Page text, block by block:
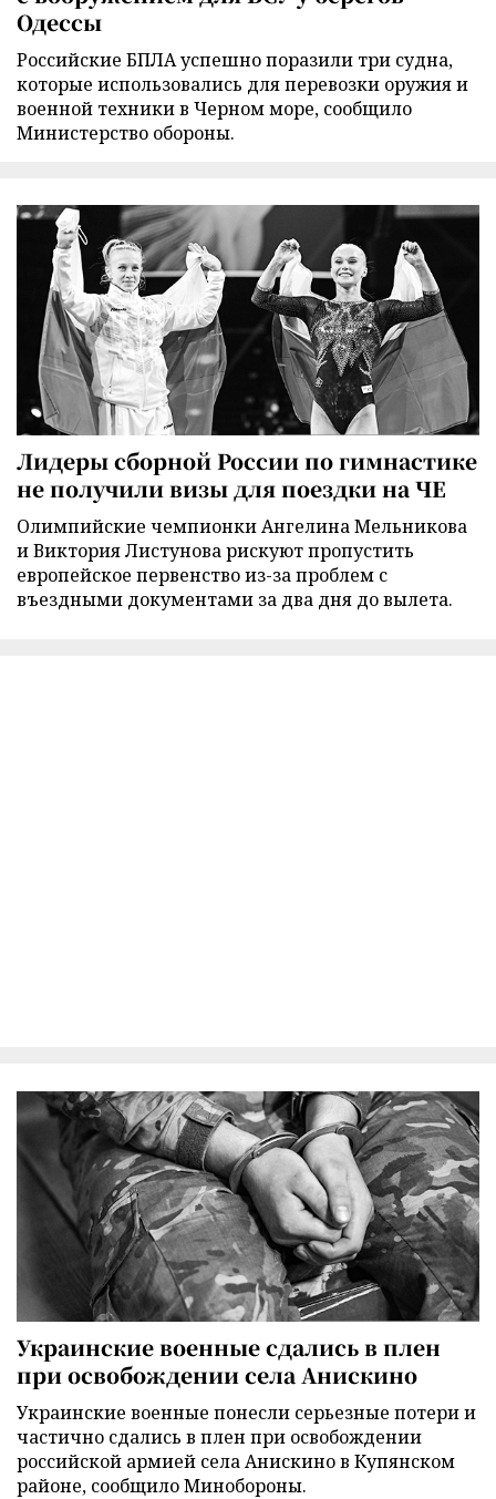
Одессы
Российские БПЛА успешно поразили три судна,
которые использовались для перевозки оружия и
военной техники в Черном море, сообщило
Министерство обороны.
Лидеры сборной России по гимнастике
не получили визы для поездки на ЧЕ
Олимпийские чемпионки Ангелина Мельникова
и Виктория Листунова рискуют пропустить
европейское первенство из-за проблем с
въездными документами за два дня до вылета.
Украинские военные сдались в плен
при освобождении села Анискино
Украинские военные понесли серьезные потери и
частично сдались в плен при освобождении
российской армией села Анискино в Купянском
районе, сообщило Минобороны.